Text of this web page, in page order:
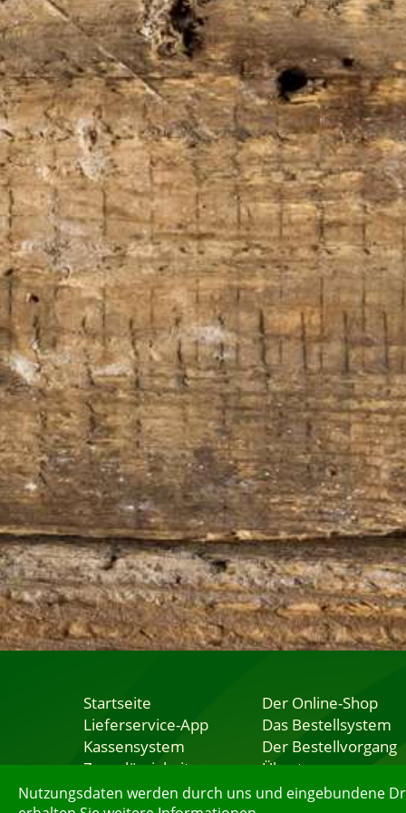
Nutzungsdaten werden durch uns und eingebundene
Startseite
Lieferservice-App
Kassensystem
Zuverlässigkeit
Sicherheit
Der Online-Shop
Das Bestellsystem
Der Bestellvorgang
Übertragung
Testshop